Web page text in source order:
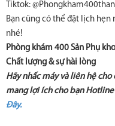
Tiktok:
Bạn cũng có thể đặt lịch
nhé!
Phòng khám 400 Sản Phụ
Chất lượng & sự hài lòng
Hãy nhấc máy và liên hệ
mang lợi ích cho bạn
Đây.